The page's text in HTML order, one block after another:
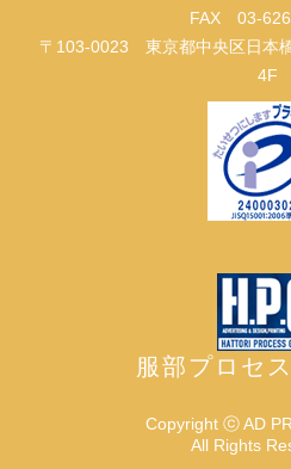
FAX 03-
〒103-0023 東京都中央区日本
4F
服部プロセ
Copyright ⓒ AD
All Rights